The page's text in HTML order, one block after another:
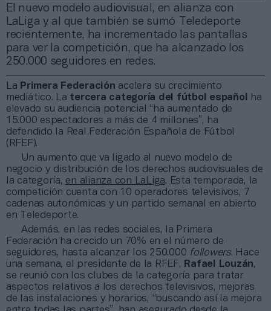
El nuevo modelo audiovisual, en alianza con
LaLiga y al que también se sumó Teledeporte
recientemente, ha incrementado las pantallas
para ver la competición, que ha alcanzado los
250.000 seguidores en redes.
La Primera Federación acelera su crecimiento
mediático. La tercera categoría del fútbol español
ha
elevado su audiencia potencial “ha aumentado de
15.000 espectadores a más de 4 millones”, ha
defendido la Real Federación Española de Fútbol
(RFEF).
Un aumento que va ligado al nuevo modelo de
negocio y distribución de los derechos audiovisuales de
la categoría, en alianza con LaLiga. Esta temporada, la
competición cuenta con 10 operadores televisivos, 7
cadenas autonómicas y un partido semanal en abierto
en Teledeporte.
Además, en las redes sociales, la Primera
Federación ha crecido un 70% en el número de
seguidores, hasta alcanzar los 250.000 followers. Hace
una semana, el presidente de la RFEF, Rafael Louzán,
se reunió con los clubes de la categoría para tratar
aspectos relativos a los derechos televisivos, mejoras
de las instalaciones y horarios, “buscando así la mejora